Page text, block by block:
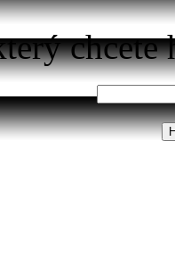
chcete